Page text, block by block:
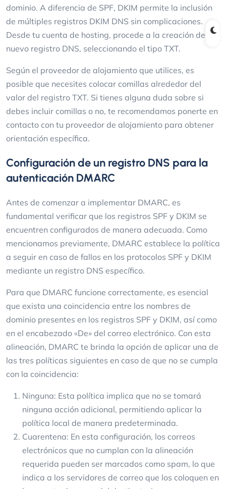
dominio. A diferencia de SPF, DKIM permite la inclusión
de múltiples registros DKIM DNS sin complicaciones.
Desde tu cuenta de hosting, procede a la creación de un
nuevo registro DNS, seleccionando el tipo TXT.
Según el proveedor de alojamiento que utilices, es
posible que necesites colocar comillas alrededor del
valor del registro TXT. Si tienes alguna duda sobre si
debes incluir comillas o no, te recomendamos ponerte en
contacto con tu proveedor de alojamiento para obtener
orientación específica.
Configuración de un registro DNS para la
autenticación DMARC
Antes de comenzar a implementar DMARC, es
fundamental verificar que los registros SPF y DKIM se
encuentren configurados de manera adecuada. Como
mencionamos previamente, DMARC establece la política
a seguir en caso de fallos en los protocolos SPF y DKIM
mediante un registro DNS específico.
Para que DMARC funcione correctamente, es esencial
que exista una coincidencia entre los nombres de
dominio presentes en los registros SPF y DKIM, así como
en el encabezado «De» del correo electrónico. Con esta
alineación, DMARC te brinda la opción de aplicar una de
las tres políticas siguientes en caso de que no se cumpla
con la coincidencia:
Ninguna: Esta política implica que no se tomará
ninguna acción adicional, permitiendo aplicar la
política local de manera predeterminada.
Cuarentena: En esta configuración, los correos
electrónicos que no cumplan con la alineación
requerida pueden ser marcados como spam, lo que
indica a los servidores de correo que los coloquen en